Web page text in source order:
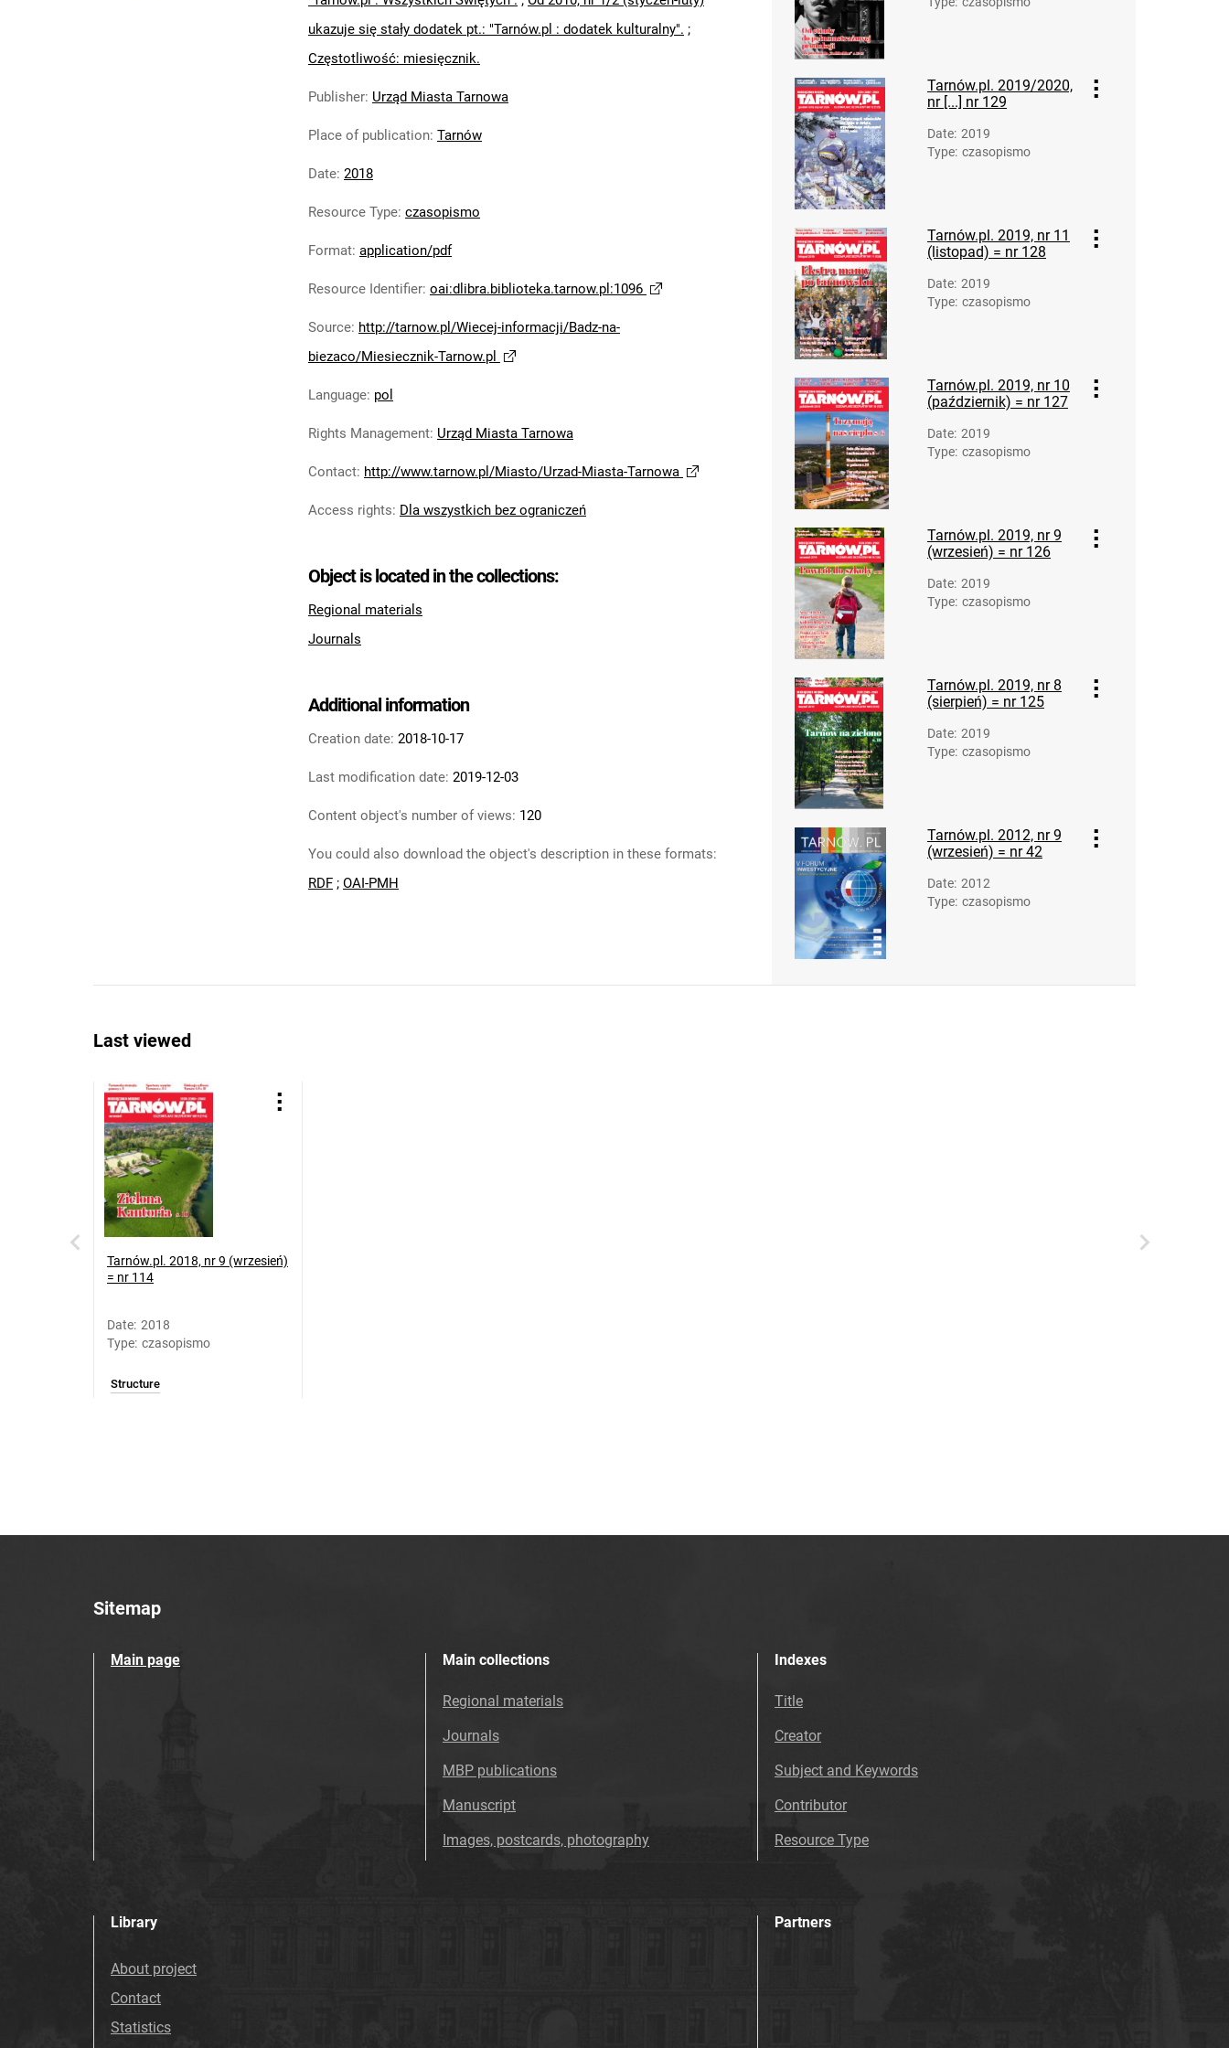
ukazuje się stały dodatek pt.: "Tarnów.pl : dodatek kulturalny". ;
Częstotliwość: miesięcznik.
Publisher: Urząd Miasta Tarnowa
Place of publication: Tarnów
Date: 2018
Resource Type: czasopismo
Format: application/pdf
Resource Identifier: oai:dlibra.biblioteka.tarnow.pl:1096
Source: http://tarnow.pl/Wiecej-informacji/Badz-na-
biezaco/Miesiecznik-Tarnow.pl
Language: pol
Rights Management: Urząd Miasta Tarnowa
Contact: http://www.tarnow.pl/Miasto/Urzad-Miasta-Tarnowa
Access rights: Dla wszystkich bez ograniczeń
Object is located in the collections:
Regional materials
Journals
Additional information
Creation date: 2018-10-17
Last modification date: 2019-12-03
Content object's number of views: 120
You could also download the object's description in these formats:
RDF ; OAI-PMH
Tarnów.pl. 2019/2020,
nr [...] nr 129
Date: 2019
Type: czasopismo
Tarnów.pl. 2019, nr 11
(listopad) = nr 128
Date: 2019
Type: czasopismo
Tarnów.pl. 2019, nr 10
(październik) = nr 127
Date: 2019
Type: czasopismo
Tarnów.pl. 2019, nr 9
(wrzesień) = nr 126
Date: 2019
Type: czasopismo
Tarnów.pl. 2019, nr 8
(sierpień) = nr 125
Date: 2019
Type: czasopismo
Tarnów.pl. 2012, nr 9
(wrzesień) = nr 42
Date: 2012
Type: czasopismo
Last viewed
Tarnów.pl. 2018, nr 9 (wrzesień)
= nr 114
Date: 2018
Type: czasopismo
Structure
Sitemap
Main page Main collections
Regional materials
Journals
MBP publications
Manuscript
Images, postcards, photography
Indexes
Title
Creator
Subject and Keywords
Contributor
Resource Type
Library
About project
Contact
Statistics
Partners